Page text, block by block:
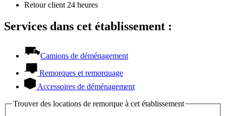
Retour client 24 heures
Services dans cet établissement :
Camions de déménagement
Remorques et remorquage
Accessoires de déménagement
Trouver des locations de remorque à cet établissement